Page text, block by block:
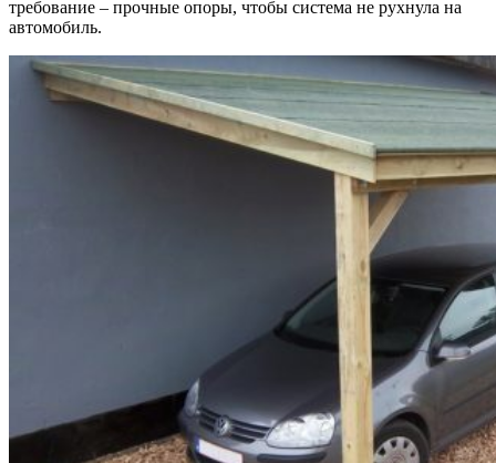
требование – прочные опоры, чтобы система не рухнула на
автомобиль.